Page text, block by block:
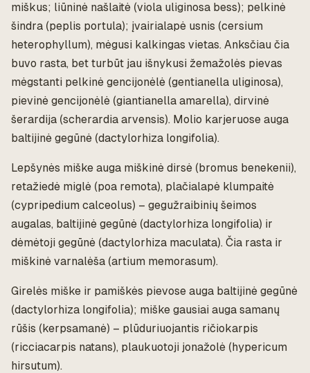
miškus; liūninė našlaitė (viola uliginosa bess); pelkinė
šindra (peplis portula); įvairialapė usnis (cersium
heterophyllum), mėgusi kalkingas vietas. Anksčiau čia
buvo rasta, bet turbūt jau išnykusi žemažolės pievas
mėgstanti pelkinė gencijonėlė (gentianella uliginosa),
pievinė gencijonėlė (giantianella amarella), dirvinė
šerardija (scherardia arvensis). Molio karjeruose auga
baltijinė gegūnė (dactylorhiza longifolia).
Lepšynės miške auga miškinė dirsė (bromus benekenii),
retažiedė miglė (poa remota), plačialapė klumpaitė
(cypripedium calceolus) – gegužraibinių šeimos
augalas, baltijinė gegūnė (dactylorhiza longifolia) ir
dėmėtoji gegūnė (dactylorhiza maculata). Čia rasta ir
miškinė varnalėša (artium memorasum).
Girelės miške ir pamiškės pievose auga baltijinė gegūnė
(dactylorhiza longifolia); miške gausiai auga samanų
rūšis (kerpsamanė) – plūduriuojantis ričiokarpis
(ricciacarpis natans), plaukuotoji jonažolė (hypericum
hirsutum).